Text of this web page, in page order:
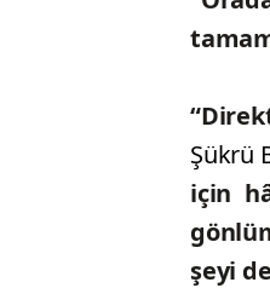
Şükrü
için
şeyi